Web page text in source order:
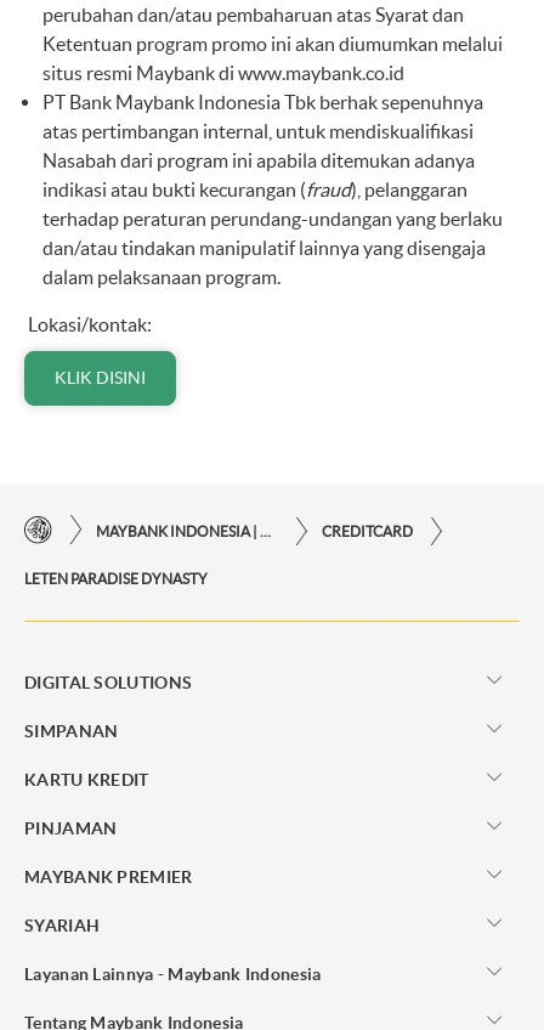
perubahan dan/atau pembaharuan atas Syarat dan
Ketentuan program promo ini akan diumumkan melalui
situs resmi Maybank di www.maybank.co.id
PT Bank Maybank Indonesia Tbk berhak sepenuhnya
atas pertimbangan internal, untuk mendiskualifikasi
Nasabah dari program ini apabila ditemukan adanya
indikasi atau bukti kecurangan (fraud), pelanggaran
terhadap peraturan perundang-undangan yang berlaku
dan/atau tindakan manipulatif lainnya yang disengaja
dalam pelaksanaan program.
Lokasi/kontak:
KLIK DISINI
CREDITCARD
LETEN PARADISE DYNASTY
DIGITAL SOLUTIONS
SIMPANAN
KARTU KREDIT
PINJAMAN
MAYBANK PREMIER
SYARIAH
Layanan Lainnya - Maybank Indonesia
Tentang Maybank Indonesia